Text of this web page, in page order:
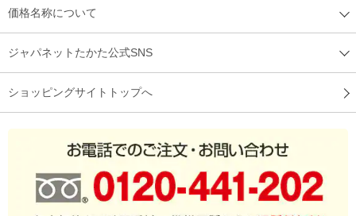
価格名称について
ジャパネットたかた公式SNS
ショッピングサイトトップへ